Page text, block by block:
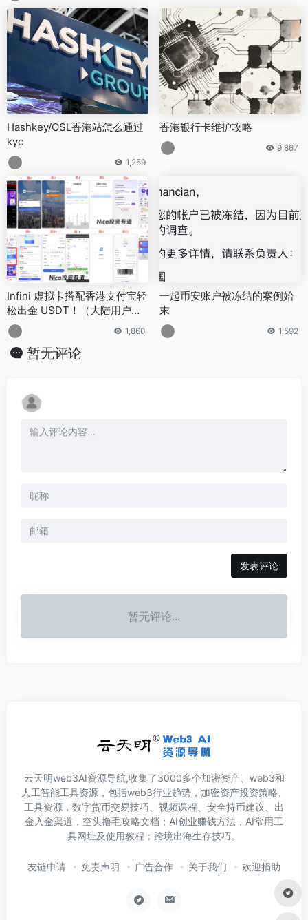
Hashkey/OSL香港站怎么通过
kyc
1,259
香港银行卡维护攻略
9,867
Infini 虚拟卡搭配香港支付宝轻
松出金 USDT！（大陆用户线
上操作）
1,860
一起币安账户被冻结的案例始
末
1,592
暂无评论
发表评论
暂无评论...
云天明web3AI资源导航,收集了3000多个加密资产、web3和
人工智能工具资源，包括web3行业趋势，加密资产投资策略、
工具资源，数字货币交易技巧、视频课程、安全持币建议、出
金入金渠道，空头撸毛攻略文档；AI创业赚钱方法，AI常用工
具网址及使用教程；跨境出海生存技巧。
友链申请 免责声明 广告合作 关于我们 欢迎捐助